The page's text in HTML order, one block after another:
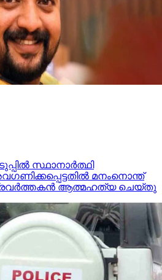
സ്ഥാനാര്‍ത്ഥി
മനംനൊന്ത്
ആത്മഹത്യ ചെയ്തു